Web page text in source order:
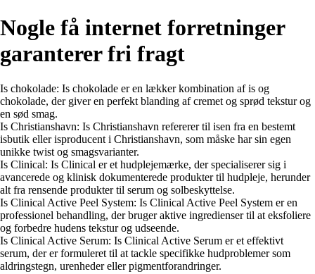
Nogle få internet forretninger
garanterer fri fragt
Is chokolade: Is chokolade er en lækker kombination af is og
chokolade, der giver en perfekt blanding af cremet og sprød tekstur og
en sød smag.
Is Christianshavn: Is Christianshavn refererer til isen fra en bestemt
isbutik eller isproducent i Christianshavn, som måske har sin egen
unikke twist og smagsvarianter.
Is Clinical: Is Clinical er et hudplejemærke, der specialiserer sig i
avancerede og klinisk dokumenterede produkter til hudpleje, herunder
alt fra rensende produkter til serum og solbeskyttelse.
Is Clinical Active Peel System: Is Clinical Active Peel System er en
professionel behandling, der bruger aktive ingredienser til at eksfoliere
og forbedre hudens tekstur og udseende.
Is Clinical Active Serum: Is Clinical Active Serum er et effektivt
serum, der er formuleret til at tackle specifikke hudproblemer som
aldringstegn, urenheder eller pigmentforandringer.